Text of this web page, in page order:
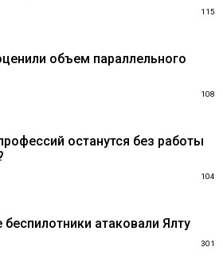
115
объем параллельного
108
останутся без работы
104
атаковали Ялту
301